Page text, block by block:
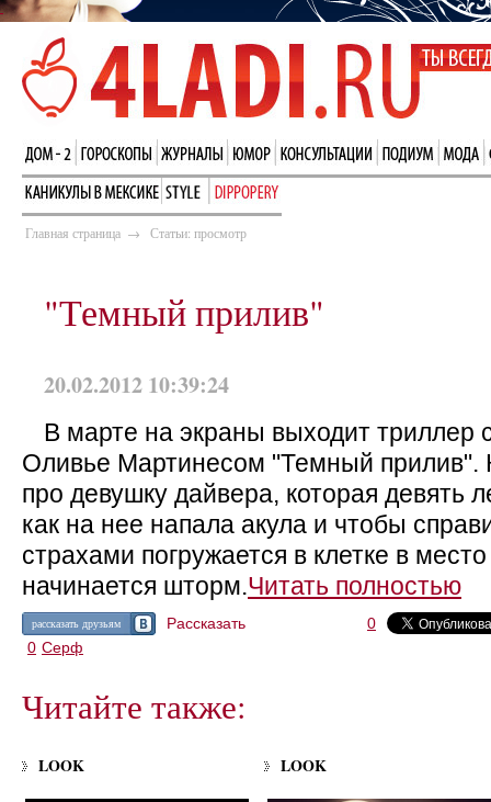
Главная страница → Статьи: просмотр
"Темный прилив"
20.02.2012 10:39:24
В марте на экраны выходит триллер
Оливье Мартинесом "Темный прилив".
про девушку дайвера, которая девять
как на нее напала акула и чтобы
страхами погружается в клетке в
начинается шторм.Читать полностью
рассказать друзьям Рассказать
0
0 Серф
Читайте также:
LOOK LOOK